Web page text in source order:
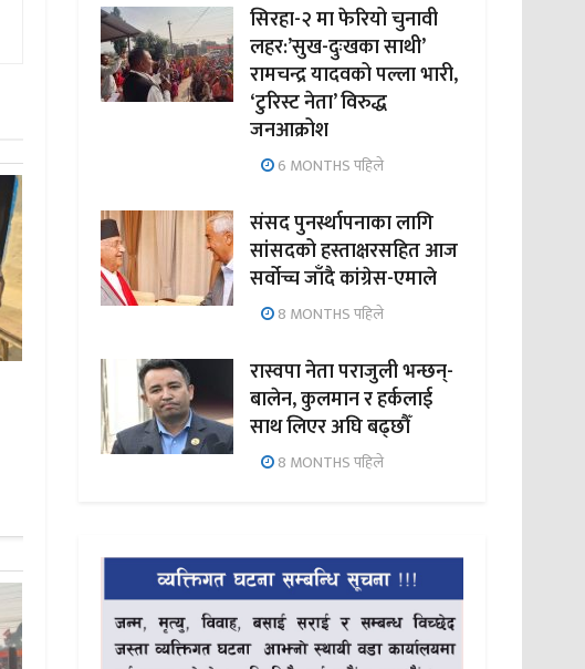
सिरहा-२ मा फेरियो चुनावी
लहर:’सुख-दुःखका साथी’
रामचन्द्र यादवको पल्ला भारी,
‘टुरिस्ट नेता’ विरुद्ध
जनआक्रोश
6 MONTHS पहिले
संसद पुनर्स्थापनाका लागि
सांसदको हस्ताक्षरसहित आज
सर्वोच्च जाँदै कांग्रेस-एमाले
8 MONTHS पहिले
रास्वपा नेता पराजुली भन्छन्-
बालेन, कुलमान र हर्कलाई
साथ लिएर अघि बढ्छौँ
8 MONTHS पहिले